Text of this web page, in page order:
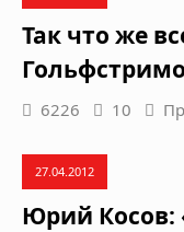
Так что же
6226 10
27.04.2012
Юрий